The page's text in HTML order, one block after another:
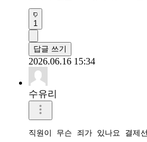
1
답글 쓰기
2026.06.16 15:34
수유리
직원이 무슨 죄가 있나요 결제